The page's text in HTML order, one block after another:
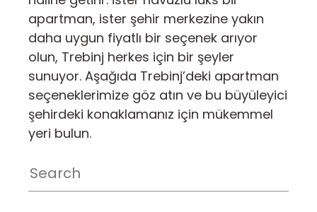
apartman, ister şehir merkezine yakın
daha uygun fiyatlı bir seçenek arıyor
olun, Trebinj herkes için bir şeyler
sunuyor. Aşağıda Trebinj’deki apartman
seçeneklerimize göz atın ve bu büyüleyici
şehirdeki konaklamanız için mükemmel
yeri bulun.